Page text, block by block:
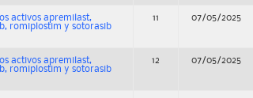
activos apremilast,
romiplostim y sotorasib
11 07/05/2025
activos apremilast,
romiplostim y sotorasib
12 07/05/2025